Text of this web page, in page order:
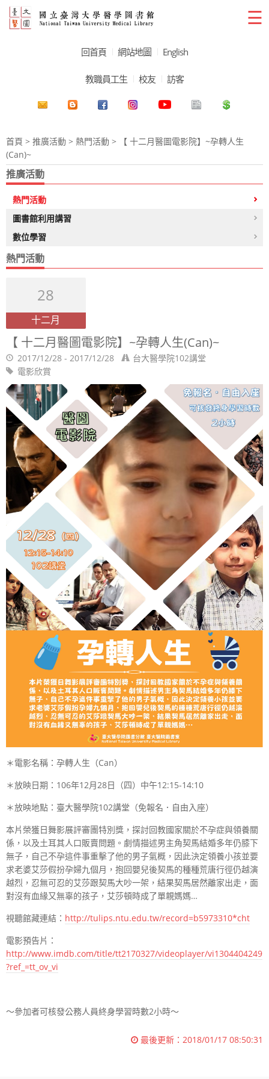
☰
回首頁 網站地圖 English
教職員工生 校友 訪客
首頁 > 推廣活動 > 熱門活動 > 【 十二月醫圖電影院】~孕轉人生
(Can)~
推廣活動
熱門活動
圖書館利用講習
數位學習
熱門活動
28
十二月
【 十二月醫圖電影院】~孕轉人生(Can)~
2017/12/28 - 2017/12/28
台大醫學院102講堂
電影欣賞
＊電影名稱：孕轉人生（Can）
＊放映日期： 106年12月28日（四）中午12:15-14:10
＊放映地點：臺大醫學院102講堂（免報名．自由入座）
本片榮獲日舞影展評審團特別獎，探討回教國家關於不孕症與領養關
係，以及土耳其人口販賣問題。劇情描述男主角契馬結婚多年仍膝下
無子，自己不孕這件事重擊了他的男子氣概，因此決定領養小孩並要
求老婆艾莎假扮孕婦九個月，抱回嬰兒後契馬的種種荒唐行徑仍越演
越烈，忍無可忍的艾莎跟契馬大吵一架，結果契馬居然離家出走，面
對沒有血緣又無辜的孩子，艾莎頓時成了單親媽媽…
視聽館藏連結： http://tulips.ntu.edu.tw/record=b5973310*cht
電影預告片：
http://www.imdb.com/title/tt2170327/videoplayer/vi1304404249
?ref_=tt_ov_vi
～參加者可核發公務人員終身學習時數2小時～
最後更新： 2018/01/17 08:50:31